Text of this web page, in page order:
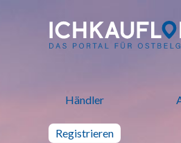
ich kauf lokal -
Händler
Registrieren